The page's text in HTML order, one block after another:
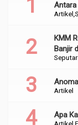
Artikel
Antara
KMM
Banjir
Artikel
Apa